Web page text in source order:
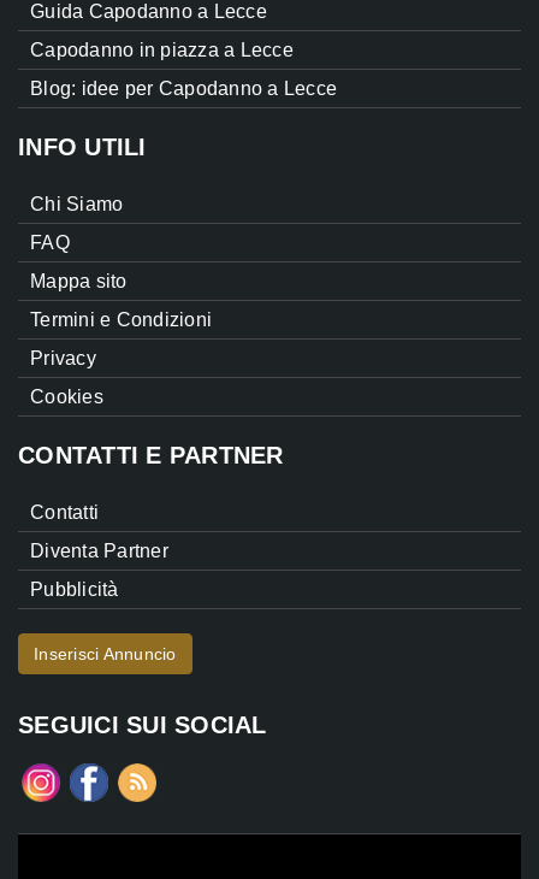
Guida Capodanno a Lecce
Capodanno in piazza a Lecce
Blog: idee per Capodanno a Lecce
INFO UTILI
Chi Siamo
FAQ
Mappa sito
Termini e Condizioni
Privacy
Cookies
CONTATTI E PARTNER
Contatti
Diventa Partner
Pubblicità
Inserisci Annuncio
SEGUICI SUI SOCIAL